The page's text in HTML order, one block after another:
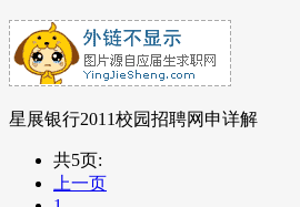
星展银行2011校园招聘网申详解
共5页:
上一页